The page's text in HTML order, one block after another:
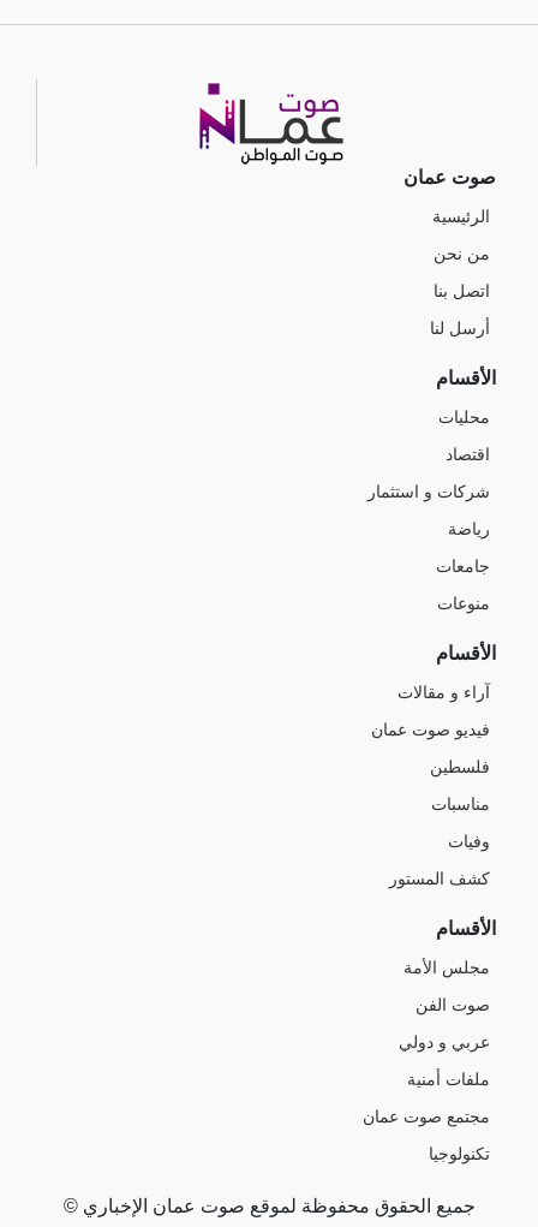
صوت عمان
الرئيسية
من نحن
اتصل بنا
أرسل لنا
الأقسام
محليات
اقتصاد
شركات و استثمار
رياضة
جامعات
منوعات
الأقسام
آراء و مقالات
فيديو صوت عمان
فلسطين
مناسبات
وفيات
كشف المستور
الأقسام
مجلس الأمة
صوت الفن
عربي و دولي
ملفات أمنية
مجتمع صوت عمان
تكنولوجيا
جميع الحقوق محفوظة لموقع صوت عمان الإخباري ©